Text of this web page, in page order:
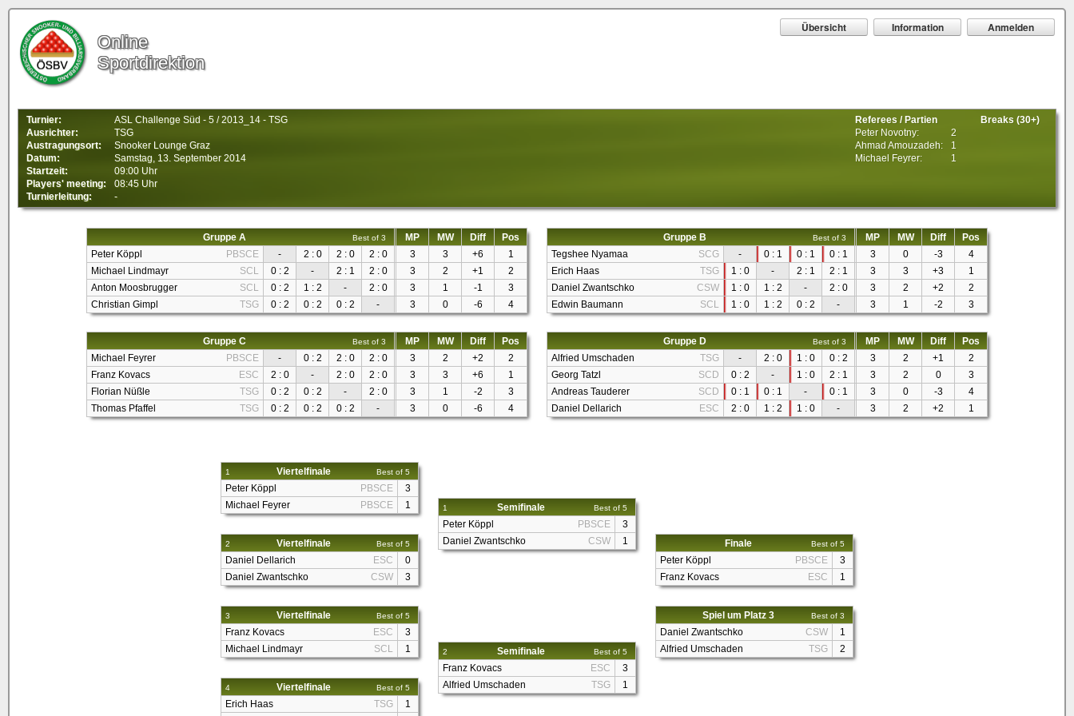
Online
Sportdirektion
Übersicht Information Anmelden
Turnier:
ASL Challenge Süd - 5 / 2013_14 - TSG
Ausrichter:
TSG
Austragungsort:
Snooker Lounge Graz
Datum:
Samstag, 13. September 2014
Startzeit:
09:00 Uhr
Players' meeting:
08:45 Uhr
Turnierleitung:
-
Referees / Partien
Peter Novotny:
2
Ahmad Amouzadeh:
1
Michael Feyrer:
1
Breaks (30+)
Gruppe A Best of 3 MP MW Diff
Pos
Peter Köppl
PBSCE - 2 : 0 2 : 0 2 : 0 3 3 +6
1
Michael Lindmayr
SCL 0 : 2 - 2 : 1 2 : 0 3 2 +1
2
Anton Moosbrugger
SCL 0 : 2 1 : 2 - 2 : 0 3 1 -1
3
Christian Gimpl
TSG 0 : 2 0 : 2 0 : 2 - 3 0 -6 4
Gruppe B Best of 3 MP MW Diff
Pos
Tegshee Nyamaa
SCG - 0 : 1 0 : 1 0 : 1 3 0 -3
4
Erich Haas
TSG 1 : 0 - 2 : 1 2 : 1 3 3 +3
1
Daniel Zwantschko
CSW 1 : 0 1 : 2 - 2 : 0 3 2 +2
2
Edwin Baumann
SCL 1 : 0 1 : 2 0 : 2 - 3 1 -2 3
Gruppe C Best of 3 MP MW Diff
Pos
Michael Feyrer
PBSCE - 0 : 2 2 : 0 2 : 0 3 2 +2
2
Franz Kovacs
ESC 2 : 0 - 2 : 0 2 : 0 3 3 +6
1
Florian Nüßle
TSG 0 : 2 0 : 2 - 2 : 0 3 1 -2
3
Thomas Pfaffel
TSG 0 : 2 0 : 2 0 : 2 - 3 0 -6 4
Gruppe D Best of 3 MP MW Diff
Pos
Alfried Umschaden
TSG - 2 : 0 1 : 0 0 : 2 3 2 +1
2
Georg Tatzl
SCD 0 : 2 - 1 : 0 2 : 1 3 2 0
3
Andreas Tauderer
SCD 0 : 1 0 : 1 - 0 : 1 3 0 -3
4
Daniel Dellarich
ESC 2 : 0 1 : 2 1 : 0 - 3 2 +2 1
1 Viertelfinale Best of 5
Peter Köppl PBSCE
3
Michael Feyrer
PBSCE 1
2 Viertelfinale Best of 5
Daniel Dellarich ESC
0
Daniel Zwantschko
CSW 3
3 Viertelfinale Best of 5
Franz Kovacs ESC
3
Michael Lindmayr
SCL 1
4 Viertelfinale Best of 5
Erich Haas TSG
1
1 Semifinale Best of 5
Peter Köppl PBSCE
3
Daniel Zwantschko
CSW 1
2 Semifinale Best of 5
Franz Kovacs ESC
3
Alfried Umschaden
TSG 1
Finale Best of 5
Peter Köppl PBSCE
3
Franz Kovacs
ESC 1
Spiel um Platz 3 Best of 3
Daniel Zwantschko CSW
1
Alfried Umschaden
TSG 2